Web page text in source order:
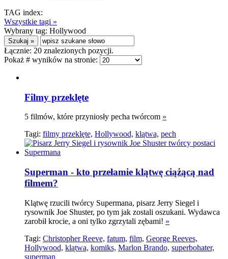
TAG index:
Wszystkie tagi »
Wybrany tag: Hollywood
Łącznie: 20 znalezionych pozycji.
Pokaż # wyników na stronie:
Filmy przeklęte
5 filmów, które przyniosły pecha twórcom »
Tagi: filmy przeklęte, Hollywood, klątwa, pech
Superman - kto przełamie klątwę ciążącą nad
filmem?
Klątwę rzucili twórcy Supermana, pisarz Jerry Siegel i
rysownik Joe Shuster, po tym jak zostali oszukani. Wydawca
zarobił krocie, a oni tylko zgrzytali zębami! »
Tagi: Christopher Reeve, fatum, film, George Reeves,
Hollywood, klątwa, komiks, Marlon Brando, superbohater,
superman